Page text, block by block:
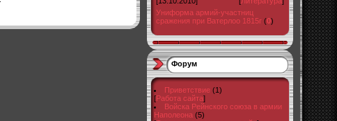
Униформа армий-участниц
сражения при Ватерлоо 1815г (0)
Форум
Приветствие (1)
[Работа сайта]
Войска Рейнского союза в армии
Наполеона (5)